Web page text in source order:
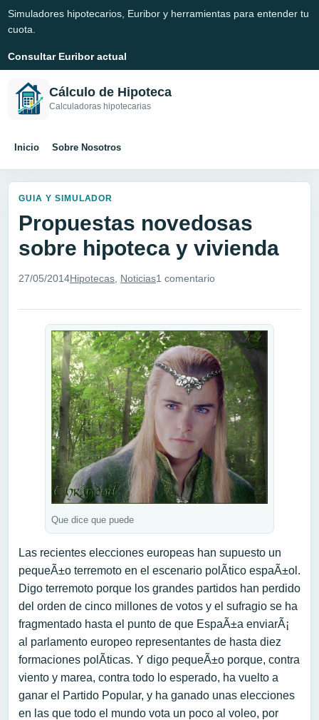
Simuladores hipotecarios, Euribor y herramientas para entender tu
cuota.
Consultar Euribor actual
Cálculo de Hipoteca
Calculadoras hipotecarias
Inicio Sobre Nosotros
GUIA Y SIMULADOR
Propuestas novedosas
sobre hipoteca y vivienda
27/05/2014Hipotecas Noticias1 comentario
Que dice que puede
Las recientes elecciones europeas han supuesto un
pequeÃ±o terremoto en el escenario polÃ­tico espaÃ±ol.
Digo terremoto porque los grandes partidos han perdido
del orden de cinco millones de votos y el sufragio se ha
fragmentado hasta el punto de que EspaÃ±a enviarÃ¡
al parlamento europeo representantes de hasta diez
formaciones polÃ­ticas. Y digo pequeÃ±o porque, contra
viento y marea, contra todo lo esperado, ha vuelto a
ganar el Partido Popular, y ha ganado unas elecciones
en las que todo el mundo vota un poco al voleo, por